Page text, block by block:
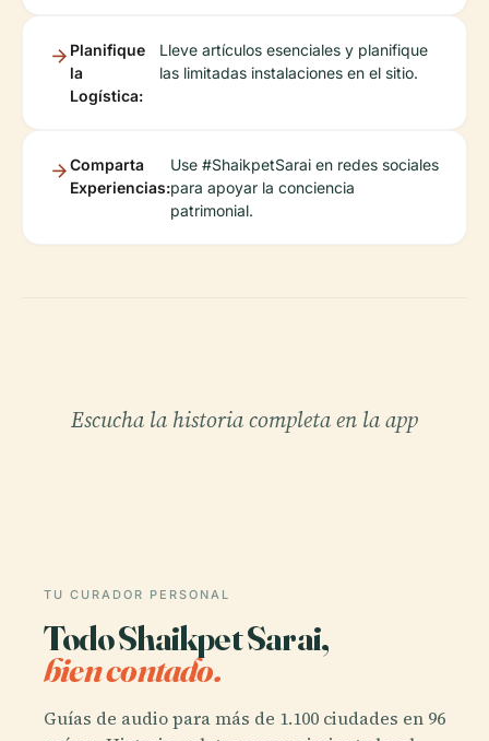
Planifique
la
Logística:
Lleve artículos esenciales y planifique
las limitadas instalaciones en el sitio.
Comparta
Experiencias:
Use #ShaikpetSarai en redes sociales
para apoyar la conciencia
patrimonial.
Escucha la historia completa en la app
TU CURADOR PERSONAL
Todo Shaikpet Sarai,
bien contado.
Guías de audio para más de 1.100 ciudades en 96